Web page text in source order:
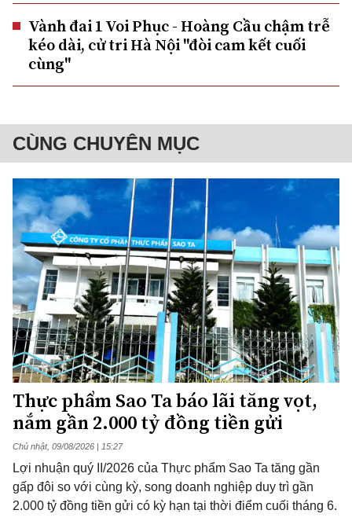
Vành đai 1 Voi Phục - Hoàng Cầu chậm trễ
kéo dài, cử tri Hà Nội "đòi cam kết cuối
cùng"
CÙNG CHUYÊN MỤC
Thực phẩm Sao Ta báo lãi tăng vọt,
nắm gần 2.000 tỷ đồng tiền gửi
Chủ nhật, 09/08/2026 | 15:27
Lợi nhuận quý II/2026 của Thực phẩm Sao Ta tăng gần
gấp đôi so với cùng kỳ, song doanh nghiệp duy trì gần
2.000 tỷ đồng tiền gửi có kỳ hạn tại thời điểm cuối tháng 6.